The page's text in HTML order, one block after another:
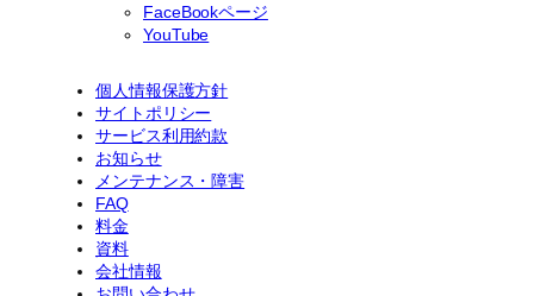
FaceBookページ
YouTube
個人情報保護方針
サイトポリシー
サービス利用約款
お知らせ
メンテナンス・障害
FAQ
料金
資料
会社情報